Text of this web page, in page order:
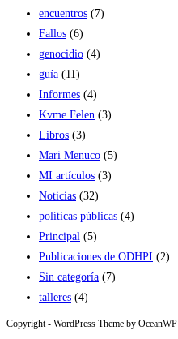
encuentros (7)
Fallos (6)
genocidio (4)
guía (11)
Informes (4)
Kvme Felen (3)
Libros (3)
Mari Menuco (5)
MI artículos (3)
Noticias (32)
políticas públicas (4)
Principal (5)
Publicaciones de ODHPI (2)
Sin categoría (7)
talleres (4)
Copyright - WordPress Theme by OceanWP